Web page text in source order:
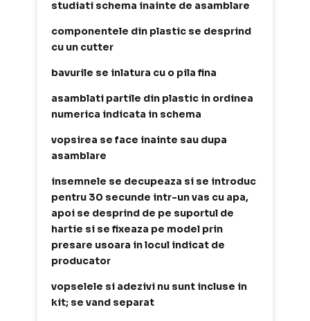
studiati schema inainte de asamblare
componentele din plastic se desprind
cu un cutter
bavurile se inlatura cu o pila fina
asamblati partile din plastic in ordinea
numerica indicata in schema
vopsirea se face inainte sau dupa
asamblare
insemnele se decupeaza si se introduc
pentru 30 secunde intr-un vas cu apa,
apoi se desprind de pe suportul de
hartie si se fixeaza pe model prin
presare usoara in locul indicat de
producator
vopselele si adezivi nu sunt incluse in
kit; se vand separat